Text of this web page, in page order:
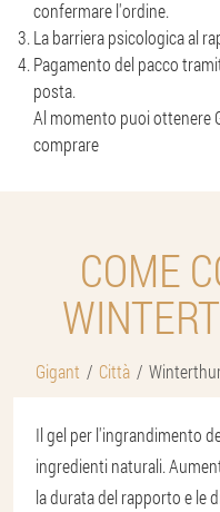
confermare l'ordine.
La barriera psicologica al
Pagamento del pacco
posta.
Al momento puoi ottenere
comprare
COME
Gigant Città
Il gel per l'ingrandimento
ingredienti naturali.
la durata del rapporto e le